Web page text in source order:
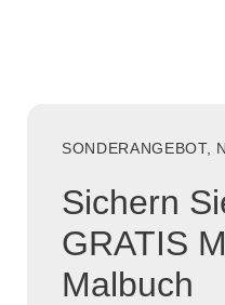
SONDERANGEBOT,
Sichern
GRATIS
Malbuch